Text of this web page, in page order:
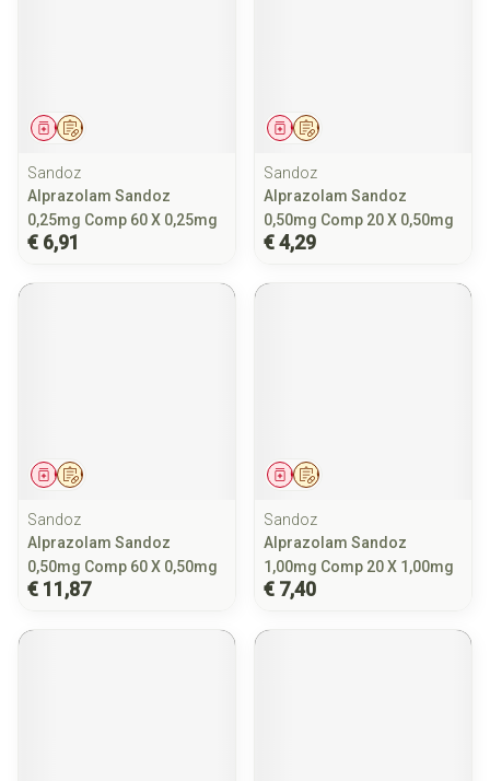
Op voorschrift
Geneesmiddel
Sandoz
Alprazolam Sandoz
0,25mg Comp 60 X 0,25mg
€ 6,91
Op voorschrift
Geneesmiddel
Sandoz
Alprazolam Sandoz
0,50mg Comp 20 X 0,50mg
€ 4,29
Op voorschrift
Geneesmiddel
Sandoz
Alprazolam Sandoz
0,50mg Comp 60 X 0,50mg
€ 11,87
Op voorschrift
Geneesmiddel
Sandoz
Alprazolam Sandoz
1,00mg Comp 20 X 1,00mg
€ 7,40